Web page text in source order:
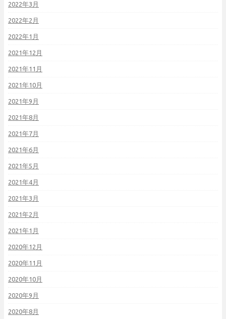
2022年3月
2022年2月
2022年1月
2021年12月
2021年11月
2021年10月
2021年9月
2021年8月
2021年7月
2021年6月
2021年5月
2021年4月
2021年3月
2021年2月
2021年1月
2020年12月
2020年11月
2020年10月
2020年9月
2020年8月